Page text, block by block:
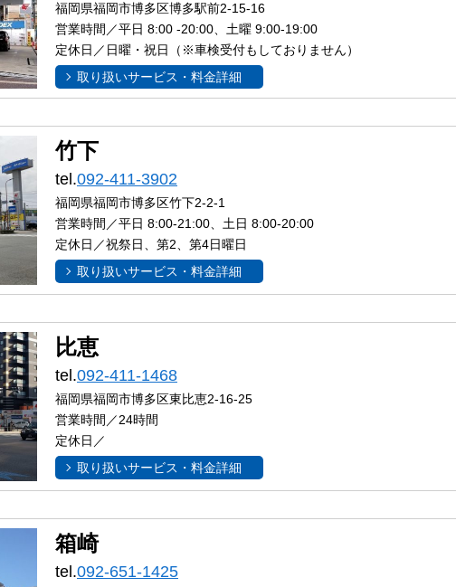
福岡県福岡市博多区博多駅前2-15-16
営業時間／平日 8:00 -20:00、土曜 9:00-19:00
定休日／日曜・祝日（※車検受付もしておりません）
取り扱いサービス・料金詳細
竹下
tel.092-411-3902
福岡県福岡市博多区竹下2-2-1
営業時間／平日 8:00-21:00、土日 8:00-20:00
定休日／祝祭日、第2、第4日曜日
取り扱いサービス・料金詳細
比恵
tel.092-411-1468
福岡県福岡市博多区東比恵2-16-25
営業時間／24時間
定休日／
取り扱いサービス・料金詳細
箱崎
tel.092-651-1425